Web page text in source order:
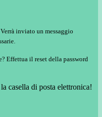
Verrà inviato un messaggio
Effettua il reset della password
casella di posta elettronica!